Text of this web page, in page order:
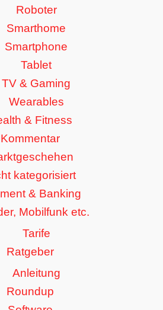
Roboter
Smarthome
Smartphone
Tablet
TV & Gaming
Wearables
& Fitness
Kommentar
kategorisiert
& Banking
Mobilfunk etc.
Tarife
Ratgeber
Anleitung
Roundup